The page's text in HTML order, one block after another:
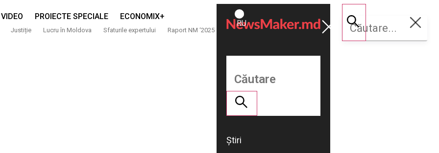
VIDEO PROIECTE SPECIALE ECONOMIX+
Justiție Lucru în Moldova Sfaturile expertului Raport NM ‘2025
ROMÂNĂ
RU
Susține
NM
Știri